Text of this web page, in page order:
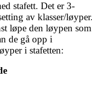
stafett. Det er 3-
av klasser/
løpe den løypen som
de gå opp i
i stafetten: